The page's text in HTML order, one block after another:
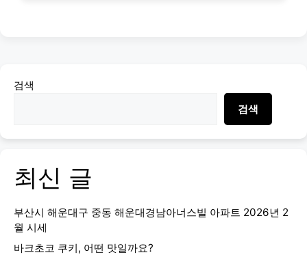
검색
검색
최신 글
부산시 해운대구 중동 해운대경남아너스빌 아파트 2026년 2
월 시세
바크초코 쿠키, 어떤 맛일까요?